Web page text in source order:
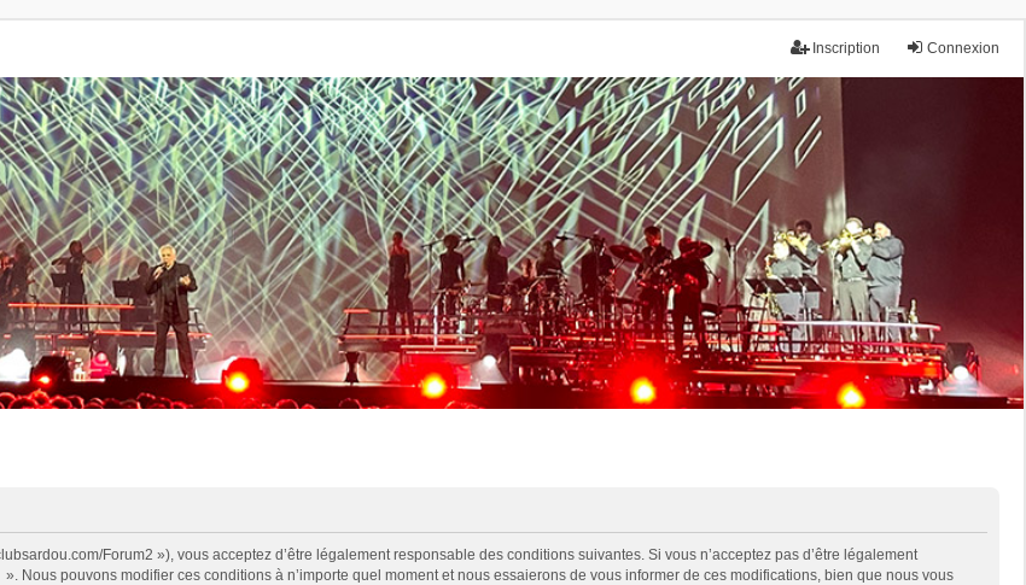
Connexion
Inscription
Forum2 »), vous acceptez d’être légalement responsable des conditions suivantes. Si vous n’acceptez pas d’être légalement
Nous pouvons modifier ces conditions à n’importe quel moment et nous essaierons de vous informer de ces modifications, bien que nous vous